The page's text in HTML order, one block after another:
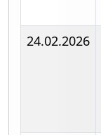
24.02.2026